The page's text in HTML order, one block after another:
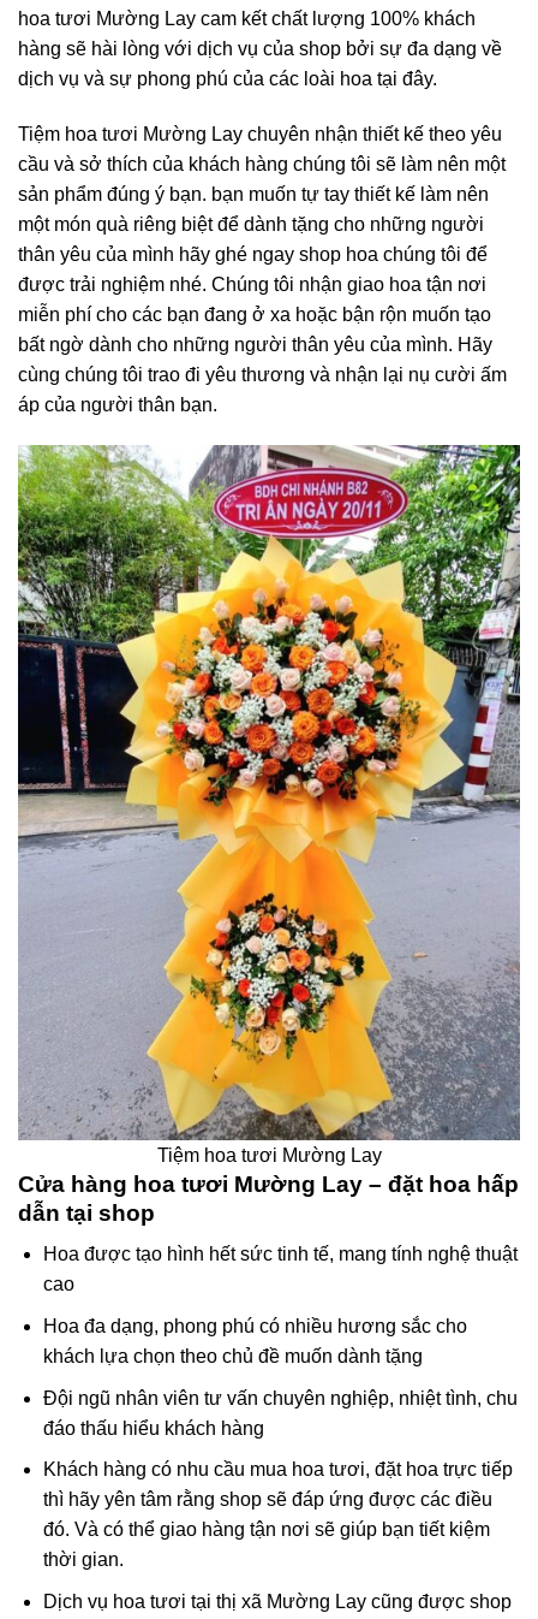
hoa tươi Mường Lay cam kết chất lượng 100% khách
hàng sẽ hài lòng với dịch vụ của shop bởi sự đa dạng về
dịch vụ và sự phong phú của các loài hoa tại đây.
Tiệm hoa tươi Mường Lay chuyên nhận thiết kế theo yêu
cầu và sở thích của khách hàng chúng tôi sẽ làm nên một
sản phẩm đúng ý bạn. bạn muốn tự tay thiết kế làm nên
một món quà riêng biệt để dành tặng cho những người
thân yêu của mình hãy ghé ngay shop hoa chúng tôi để
được trải nghiệm nhé. Chúng tôi nhận giao hoa tận nơi
miễn phí cho các bạn đang ở xa hoặc bận rộn muốn tạo
bất ngờ dành cho những người thân yêu của mình. Hãy
cùng chúng tôi trao đi yêu thương và nhận lại nụ cười ấm
áp của người thân bạn.
Tiệm hoa tươi Mường Lay
Cửa hàng hoa tươi Mường Lay – đặt hoa hấp
dẫn tại shop
Hoa được tạo hình hết sức tinh tế, mang tính nghệ thuật
cao
Hoa đa dạng, phong phú có nhiều hương sắc cho
khách lựa chọn theo chủ đề muốn dành tặng
Đội ngũ nhân viên tư vấn chuyên nghiệp, nhiệt tình, chu
đáo thấu hiểu khách hàng
Khách hàng có nhu cầu mua hoa tươi, đặt hoa trực tiếp
thì hãy yên tâm rằng shop sẽ đáp ứng được các điều
đó. Và có thể giao hàng tận nơi sẽ giúp bạn tiết kiệm
thời gian.
Dịch vụ hoa tươi tại thị xã Mường Lay cũng được shop